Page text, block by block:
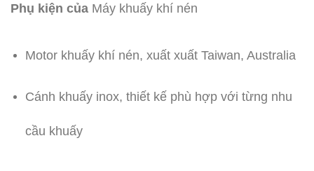
Phụ kiện của Máy khuấy khí nén
Motor khuấy khí nén, xuất xuất Taiwan, Australia
Cánh khuấy inox, thiết kế phù hợp với từng nhu
cầu khuấy